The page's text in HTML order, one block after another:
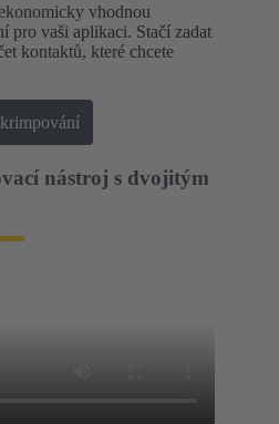
vhodnou
pro vaši aplikaci. Stačí zadat
kontaktů, které chcete
nástroj s dvojitým